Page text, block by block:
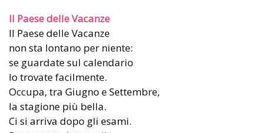
Il Paese delle Vacanze
Il Paese delle Vacanze
non sta lontano per niente:
se guardate sul calendario
lo trovate facilmente.
Occupa, tra Giugno e Settembre,
la stagione più bella.
Ci si arriva dopo gli esami.